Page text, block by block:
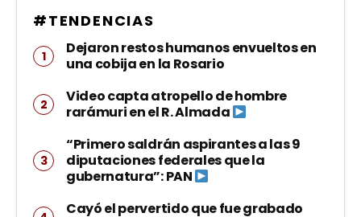
#TENDENCIAS
Dejaron restos humanos envueltos en
una cobija en la Rosario
Video capta atropello de hombre
rarámuri en el R. Almada
“Primero saldrán aspirantes a las 9
diputaciones federales que la
gubernatura”: PAN
Cayó el pervertido que fue grabado